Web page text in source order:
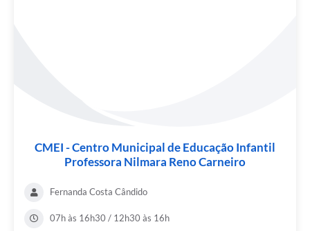
CMEI - Centro Municipal de Educação Infantil
Professora Nilmara Reno Carneiro
Fernanda Costa Cândido
07h às 16h30 / 12h30 às 16h